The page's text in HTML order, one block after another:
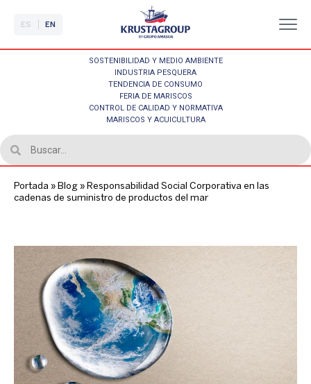
ES EN
SOSTENIBILIDAD Y MEDIO AMBIENTE
INDUSTRIA PESQUERA
TENDENCIA DE CONSUMO
FERIA DE MARISCOS
CONTROL DE CALIDAD Y NORMATIVA
MARISCOS Y ACUICULTURA
Portada » Blog » Responsabilidad Social Corporativa en las
cadenas de suministro de productos del mar